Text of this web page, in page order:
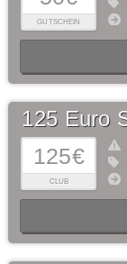
GUTSCHEIN
125€
CLUB
125 Euro